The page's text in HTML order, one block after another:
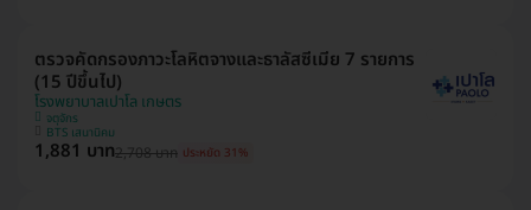
ตรวจคัดกรองภาวะโลหิตจางและธาลัสซีเมีย 7 รายการ
(15 ปีขึ้นไป)
โรงพยาบาลเปาโล เกษตร
จตุจักร
BTS เสนานิคม
1,881 บาท2,708 บาท ประหยัด 31%